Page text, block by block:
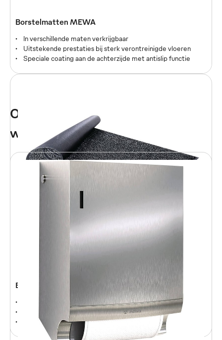
Borstelmatten MEWA
In verschillende maten verkrijgbaar
Uitstekende prestaties bij sterk verontreinigde vloeren
Speciale coating aan de achterzijde met antislip functie
Borstelmatten MEWA
In verschillende maten verkrijgbaar
Uitstekende prestaties bij sterk verontreinigde vloeren
Speciale coating aan de achterzijde met antislip functie
Onze Service voor
wasruimtehygiëne